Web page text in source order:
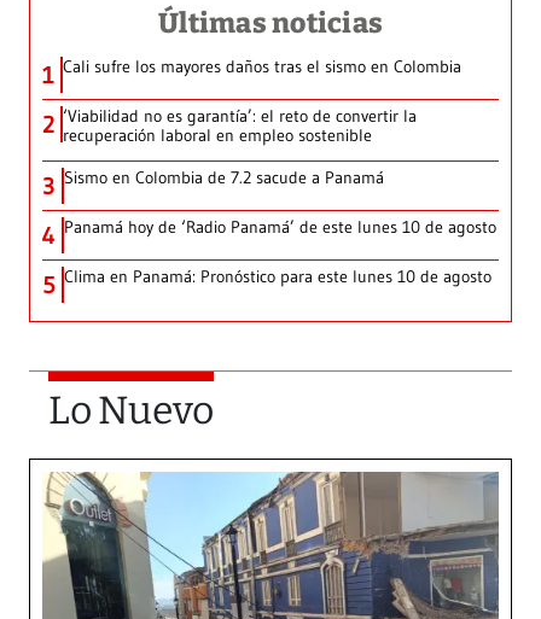
Últimas noticias
1 Cali sufre los mayores daños tras el sismo en Colombia
2 ‘Viabilidad no es garantía’: el reto de convertir la
recuperación laboral en empleo sostenible
3 Sismo en Colombia de 7.2 sacude a Panamá
4 Panamá hoy de ‘Radio Panamá’ de este lunes 10 de agosto
5 Clima en Panamá: Pronóstico para este lunes 10 de agosto
Lo Nuevo